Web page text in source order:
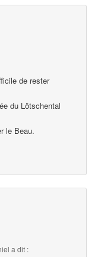
de rester
du Lötschental
le Beau.
a dit :